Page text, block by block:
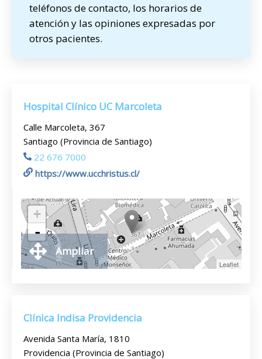
teléfonos de contacto, los horarios de
atención y las opiniones expresadas por
otros pacientes.
Hospital Clínico UC Marcoleta
Calle Marcoleta, 367
Santiago (Provincia de Santiago)
22 676 7000
https://www.ucchristus.cl/
+
-
Leaflet
Ampliar
Clínica Indisa Providencia
Avenida Santa María, 1810
Providencia (Provincia de Santiago)